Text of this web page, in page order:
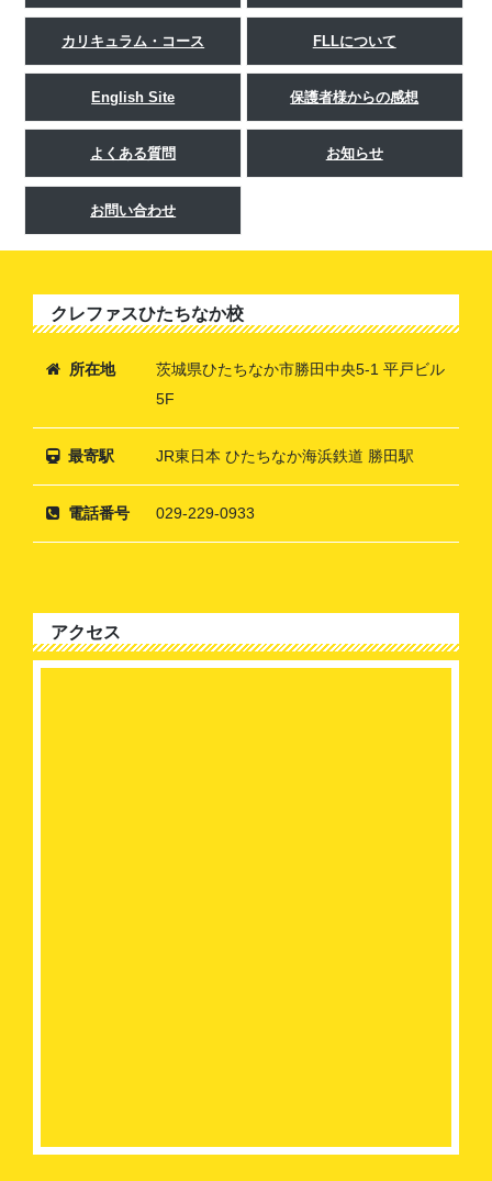
カリキュラム・コース FLLについて
English Site 保護者様からの感想
よくある質問 お知らせ
お問い合わせ
クレファスひたちなか校
所在地
茨城県ひたちなか市勝田中央5-1 平戸ビル
5F
最寄駅 JR東日本 ひたちなか海浜鉄道 勝田駅
電話番号 029-229-0933
アクセス